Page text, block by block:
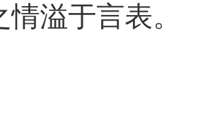
情溢于言表。